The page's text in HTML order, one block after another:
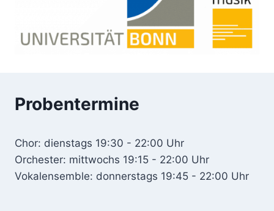
Probentermine
Chor: dienstags 19:30 - 22:00 Uhr
Orchester: mittwochs 19:15 - 22:00 Uhr
Vokalensemble: donnerstags 19:45 - 22:00 Uhr